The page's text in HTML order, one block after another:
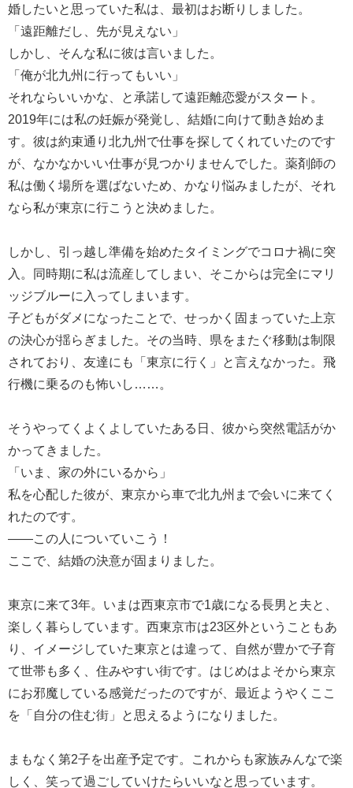
婚したいと思っていた私は、最初はお断りしました。
「遠距離だし、先が見えない」
しかし、そんな私に彼は言いました。
「俺が北九州に行ってもいい」
それならいいかな、と承諾して遠距離恋愛がスタート。
2019年には私の妊娠が発覚し、結婚に向けて動き始めま
す。彼は約束通り北九州で仕事を探してくれていたのです
が、なかなかいい仕事が見つかりませんでした。薬剤師の
私は働く場所を選ばないため、かなり悩みましたが、それ
なら私が東京に行こうと決めました。
しかし、引っ越し準備を始めたタイミングでコロナ禍に突
入。同時期に私は流産してしまい、そこからは完全にマリ
ッジブルーに入ってしまいます。
子どもがダメになったことで、せっかく固まっていた上京
の決心が揺らぎました。その当時、県をまたぐ移動は制限
されており、友達にも「東京に行く」と言えなかった。飛
行機に乗るのも怖いし……。
そうやってくよくよしていたある日、彼から突然電話がか
かってきました。
「いま、家の外にいるから」
私を心配した彼が、東京から車で北九州まで会いに来てく
れたのです。
――この人についていこう！
ここで、結婚の決意が固まりました。
東京に来て3年。いまは西東京市で1歳になる長男と夫と、
楽しく暮らしています。西東京市は23区外ということもあ
り、イメージしていた東京とは違って、自然が豊かで子育
て世帯も多く、住みやすい街です。はじめはよそから東京
にお邪魔している感覚だったのですが、最近ようやくここ
を「自分の住む街」と思えるようになりました。
まもなく第2子を出産予定です。これからも家族みんなで楽
しく、笑って過ごしていけたらいいなと思っています。